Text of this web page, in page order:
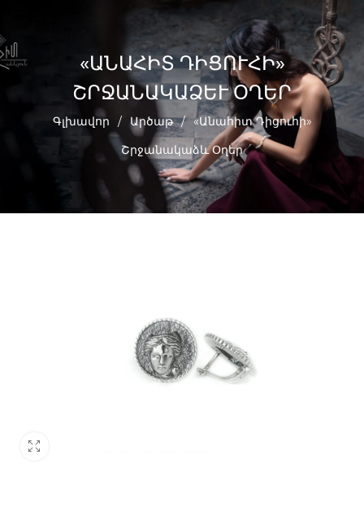
«ԱՆԱՀԻՏ ԴԻՑՈՒՀԻ»
ՇՐՋԱՆԱԿԱՁԵՒ ՕՂԵՐ
Գլխավոր / Արծաթ /
«Անահիտ Դիցուհի»
Շրջանակաձև Օղեր